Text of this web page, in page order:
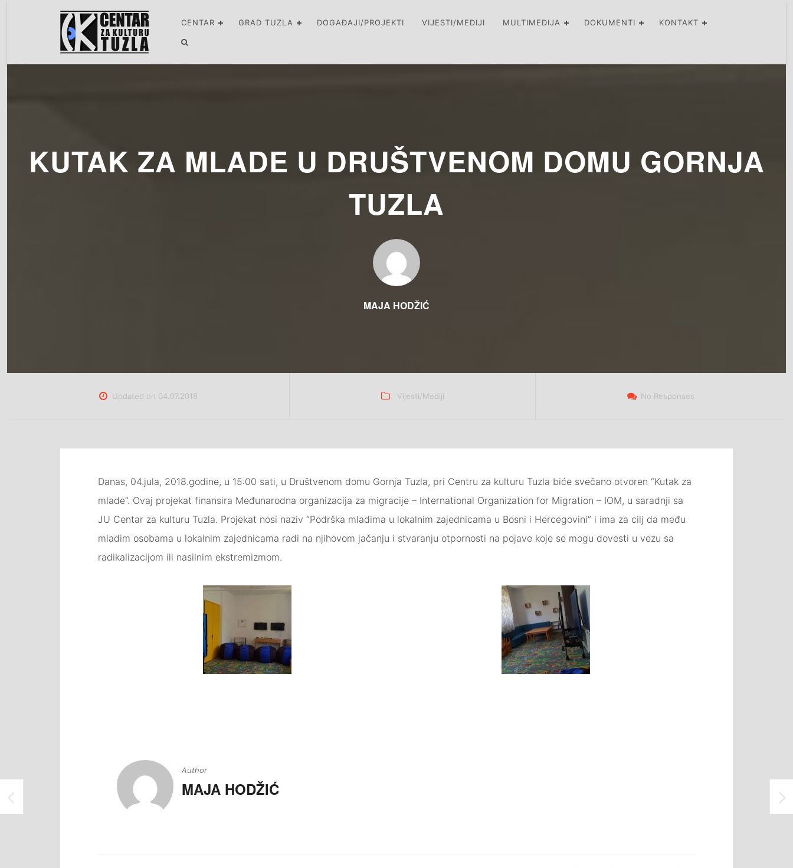
CENTAR GRAD TUZLA DOGAĐAJI/PROJEKTI VIJESTI/MEDIJI MULTIMEDIJA DOKUMENTI KONTAKT
KUTAK ZA MLADE U DRUŠTVENOM DOMU GORNJA
TUZLA
MAJA HODŽIĆ
Updated on 04.07.2018 Categories
Vijesti/Mediji No Responses
Danas, 04.jula, 2018.godine, u 15:00 sati, u Društvenom domu Gornja Tuzla, pri Centru za kulturu Tuzla biće svečano otvoren “Kutak za
mlade”. Ovaj projekat finansira Međunarodna organizacija za migracije – International Organization for Migration – IOM, u saradnji sa
JU Centar za kulturu Tuzla. Projekat nosi naziv “Podrška mladima u lokalnim zajednicama u Bosni i Hercegovini” i ima za cilj da među
mladim osobama u lokalnim zajednicama radi na njihovom jačanju i stvaranju otpornosti na pojave koje se mogu dovesti u vezu sa
radikalizacijom ili nasilnim ekstremizmom.
Author
MAJA HODŽIĆ